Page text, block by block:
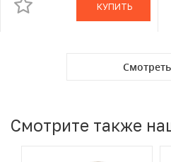
КУПИТЬ
Смотрите также